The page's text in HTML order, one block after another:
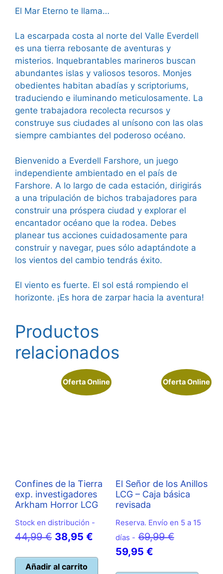
El Mar Eterno te llama…
La escarpada costa al norte del Valle Everdell
es una tierra rebosante de aventuras y
misterios. Inquebrantables marineros buscan
abundantes islas y valiosos tesoros. Monjes
obedientes habitan abadías y scriptoriums,
traduciendo e iluminando meticulosamente. La
gente trabajadora recolecta recursos y
construye sus ciudades al unísono con las olas
siempre cambiantes del poderoso océano.
Bienvenido a Everdell Farshore, un juego
independiente ambientado en el país de
Farshore. A lo largo de cada estación, dirigirás
a una tripulación de bichos trabajadores para
construir una próspera ciudad y explorar el
encantador océano que la rodea. Debes
planear tus acciones cuidadosamente para
construir y navegar, pues sólo adaptándote a
los vientos del cambio tendrás éxito.
El viento es fuerte. El sol está rompiendo el
horizonte. ¡Es hora de zarpar hacia la aventura!
Productos
relacionados
Oferta Online
Confines de la Tierra
exp. investigadores
Arkham Horror LCG
Stock en distribución -
44,99€ El
original
38,95 €
precio
Añadir al carrito
Oferta Online
El Señor de los Anillos
LCG – Caja básica
revisada
Reserva. Envío en 5 a 15
días - 69,99€El
59,95 €El